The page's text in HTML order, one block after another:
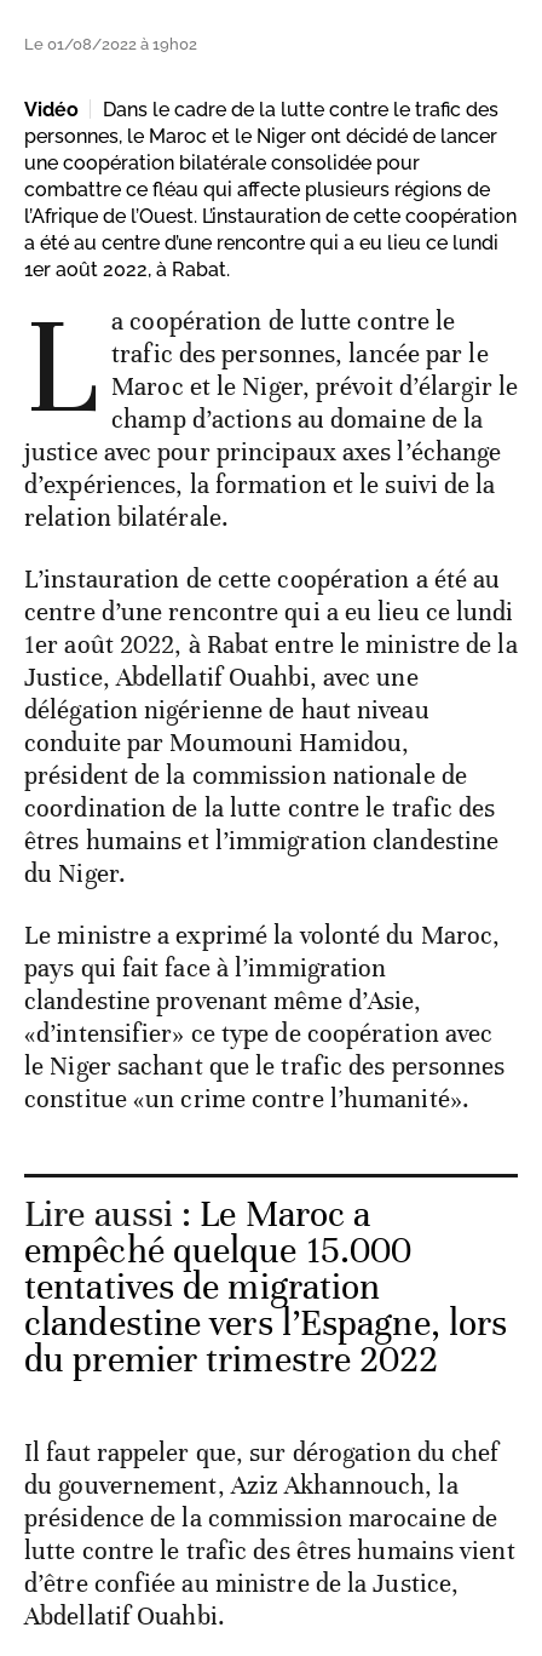
Le 01/08/2022 à 19h02
Vidéo
Dans le cadre de la lutte contre le trafic des
personnes, le Maroc et le Niger ont décidé de lancer
une coopération bilatérale consolidée pour
combattre ce fléau qui affecte plusieurs régions de
l’Afrique de l’Ouest. L’instauration de cette coopération
a été au centre d’une rencontre qui a eu lieu ce lundi
1er août 2022, à Rabat.
L a coopération de lutte contre le
trafic des personnes, lancée par le
Maroc et le Niger, prévoit d’élargir le
champ d’actions au domaine de la
justice avec pour principaux axes l’échange
d’expériences, la formation et le suivi de la
relation bilatérale.
L’instauration de cette coopération a été au
centre d’une rencontre qui a eu lieu ce lundi
1er août 2022, à Rabat entre le ministre de la
Justice, Abdellatif Ouahbi, avec une
délégation nigérienne de haut niveau
conduite par Moumouni Hamidou,
président de la commission nationale de
coordination de la lutte contre le trafic des
êtres humains et l’immigration clandestine
du Niger.
Le ministre a exprimé la volonté du Maroc,
pays qui fait face à l’immigration
clandestine provenant même d’Asie,
«d’intensifier» ce type de coopération avec
le Niger sachant que le trafic des personnes
constitue «un crime contre l’humanité».
Lire aussi : Le Maroc a
empêché quelque 15.000
tentatives de migration
clandestine vers l’Espagne, lors
du premier trimestre 2022
Il faut rappeler que, sur dérogation du chef
du gouvernement, Aziz Akhannouch, la
présidence de la commission marocaine de
lutte contre le trafic des êtres humains vient
d’être confiée au ministre de la Justice,
Abdellatif Ouahbi.